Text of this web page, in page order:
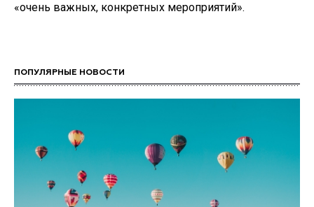
«очень важных, конкретных мероприятий».
ПОПУЛЯРНЫЕ НОВОСТИ